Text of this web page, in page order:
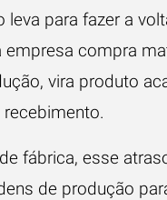
leva para fazer a
empresa compra
vira produto
fábrica, esse
de produção